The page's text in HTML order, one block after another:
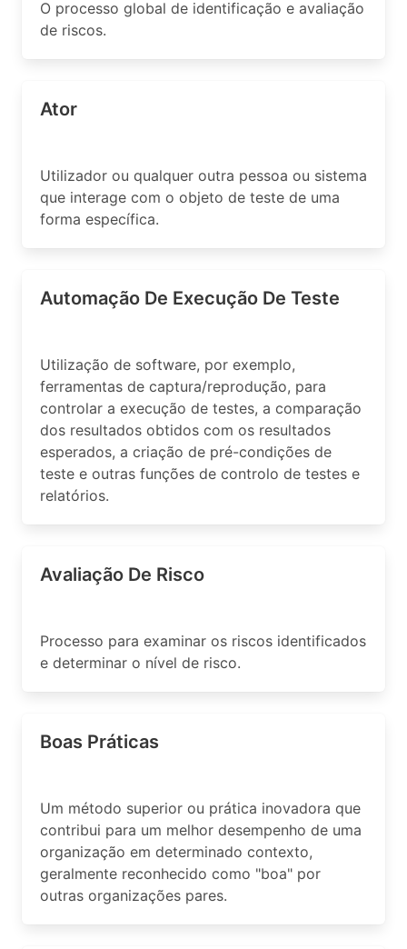
O processo global de identificação e avaliação
de riscos.
Ator
Utilizador ou qualquer outra pessoa ou sistema
que interage com o objeto de teste de uma
forma específica.
Automação De Execução De Teste
Utilização de software, por exemplo,
ferramentas de captura/reprodução, para
controlar a execução de testes, a comparação
dos resultados obtidos com os resultados
esperados, a criação de pré-condições de
teste e outras funções de controlo de testes e
relatórios.
Avaliação De Risco
Processo para examinar os riscos identificados
e determinar o nível de risco.
Boas Práticas
Um método superior ou prática inovadora que
contribui para um melhor desempenho de uma
organização em determinado contexto,
geralmente reconhecido como "boa" por
outras organizações pares.